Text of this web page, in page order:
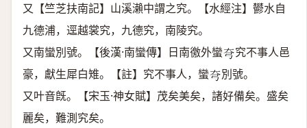
又【竺芝扶南記】山溪瀨中謂之究。【水經注】鬰水自
九德浦，逕越裳究，九德究，南陵究。
又南蠻別號。【後漢·南蠻傳】日南徼外蠻𡗝 究不事人邑
豪，獻生犀白雉。【註】究不事人，蠻𡗝 別號。
又叶音旣。【宋玉·神女賦】茂矣美矣，諸好備矣。盛矣
麗矣，難測究矣。